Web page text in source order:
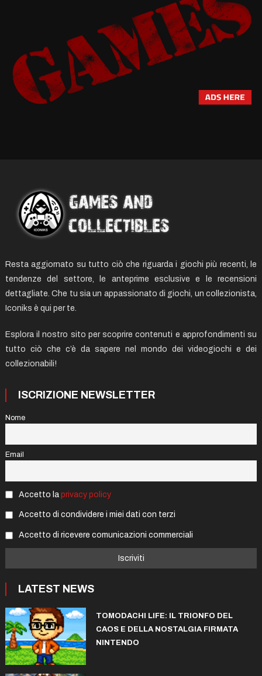
Resta aggiornato su tutto ciò che riguarda i giochi più recenti, le
tendenze del settore, le anteprime esclusive e le recensioni
dettagliate. Che tu sia un appassionato di giochi, un collezionista,
Iconiks è qui per te.
Esplora il nostro sito per scoprire contenuti e approfondimenti su
tutto ciò che c’è da sapere nel mondo dei videogiochi e dei
collezionabili!
ISCRIZIONE NEWSLETTER
Nome
Email
Accetto la privacy policy
Accetto di condividere i miei dati con terzi
Accetto di ricevere comunicazioni commerciali
LATEST NEWS
TOMODACHI LIFE: IL TRIONFO DEL
CAOS E DELLA NOSTALGIA FIRMATA
NINTENDO